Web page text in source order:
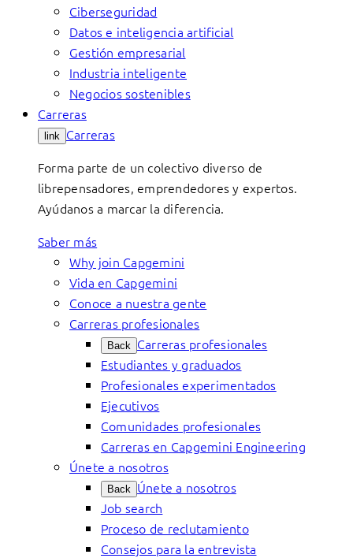
Ciberseguridad
Datos e inteligencia artificial
Gestión empresarial
Industria inteligente
Negocios sostenibles
Carreras
link Carreras
Forma parte de un colectivo diverso de
librepensadores, emprendedores y expertos.
Ayúdanos a marcar la diferencia.
Saber más
Why join Capgemini
Vida en Capgemini
Conoce a nuestra gente
Carreras profesionales
Back Carreras profesionales
Estudiantes y graduados
Profesionales experimentados
Ejecutivos
Comunidades profesionales
Carreras en Capgemini Engineering
Únete a nosotros
Back Únete a nosotros
Job search
Proceso de reclutamiento
Consejos para la entrevista